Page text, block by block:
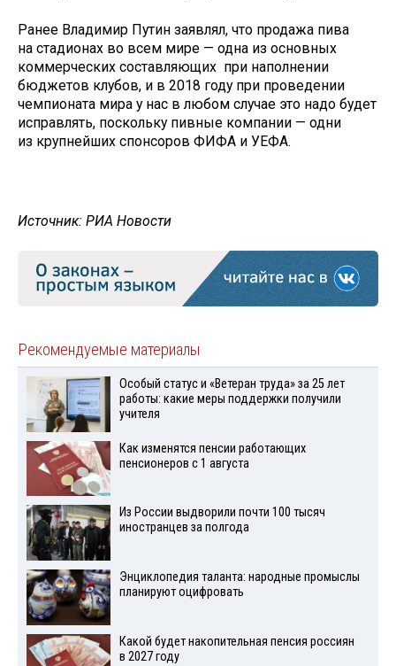
Ранее Владимир Путин заявлял, что продажа пива
на стадионах во всем мире — одна из основных
коммерческих составляющих при наполнении
бюджетов клубов, и в 2018 году при проведении
чемпионата мира у нас в любом случае это надо будет
исправлять, поскольку пивные компании — одни
из крупнейших спонсоров ФИФА и УЕФА.
Источник: РИА Новости
Рекомендуемые материалы
Особый статус и «Ветеран труда» за 25 лет
работы: какие меры поддержки получили
учителя
Как изменятся пенсии работающих
пенсионеров с 1 августа
Из России выдворили почти 100 тысяч
иностранцев за полгода
Энциклопедия таланта: народные промыслы
планируют оцифровать
Какой будет накопительная пенсия россиян
в 2027 году